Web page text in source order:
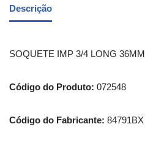
Descrição
SOQUETE IMP 3/4 LONG 36MM
Código do Produto: 072548
Código do Fabricante: 84791BX